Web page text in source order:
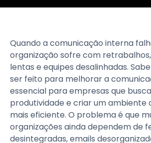
Quando a comunicação interna
organização sofre com
lentas e equipes desalinhadas.
ser feito para melhorar a
essencial para empresas que
produtividade e criar um ambiente
mais eficiente. O problema é que
organizações ainda dependem de
desintegradas, emails